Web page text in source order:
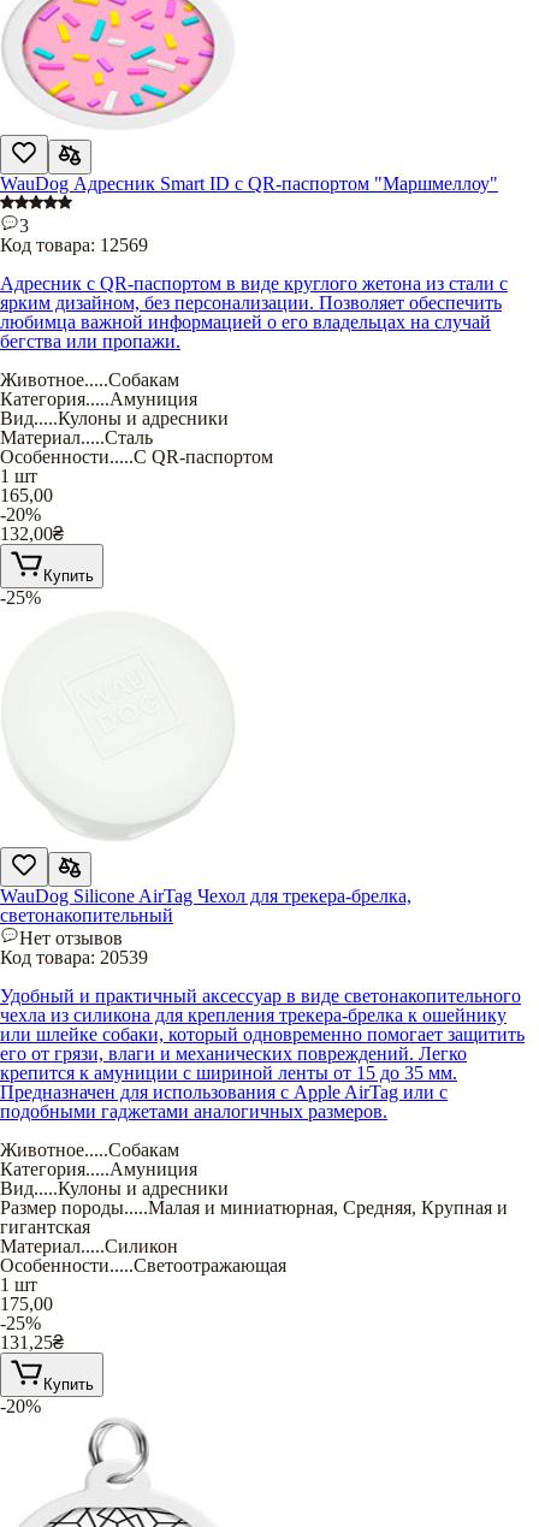
WauDog Адресник Smart ID с QR-паспортом "Маршмеллоу"
3
Код товара: 12569
Адресник с QR-паспортом в виде круглого жетона из стали с
ярким дизайном, без персонализации. Позволяет обеспечить
любимца важной информацией о его владельцах на случай
бегства или пропажи.
Животное.....Собакам
Категория.....Амуниция
Вид.....Кулоны и адресники
Материал.....Сталь
Особенности.....С QR-паспортом
1 шт
165,00
-20%
132,00₴
Купить
-25%
WauDog Silicone AirTag Чехол для трекера-брелка,
светонакопительный
Нет отзывов
Код товара: 20539
Удобный и практичный аксессуар в виде светонакопительного
чехла из силикона для крепления трекера-брелка к ошейнику
или шлейке собаки, который одновременно помогает защитить
его от грязи, влаги и механических повреждений. Легко
крепится к амуниции с шириной ленты от 15 до 35 мм.
Предназначен для использования с Apple AirTag или с
подобными гаджетами аналогичных размеров.
Животное.....Собакам
Категория.....Амуниция
Вид.....Кулоны и адресники
Размер породы.....Малая и миниатюрная, Средняя, Крупная и
гигантская
Материал.....Силикон
Особенности.....Светоотражающая
1 шт
175,00
-25%
131,25₴
Купить
-20%